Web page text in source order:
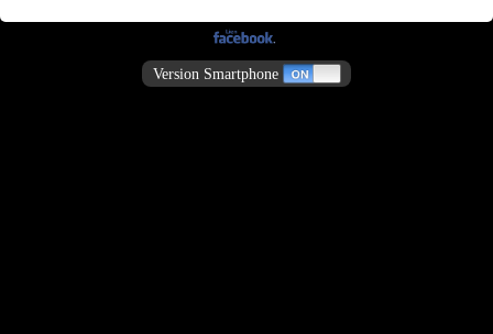
Version Smartphone